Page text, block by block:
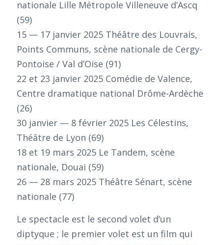
nationale Lille Métropole Villeneuve d’Ascq
(59)
15 — 17 janvier 2025 Théâtre des Louvrais,
Points Communs, scène nationale de Cergy-
Pontoise / Val d’Oise (91)
22 et 23 janvier 2025 Comédie de Valence,
Centre dramatique national Drôme-Ardèche
(26)
30 janvier — 8 février 2025 Les Célestins,
Théâtre de Lyon (69)
18 et 19 mars 2025 Le Tandem, scène
nationale, Douai (59)
26 — 28 mars 2025 Théâtre Sénart, scène
nationale (77)
Le spectacle est le second volet d’un
diptyque ; le premier volet est un film qui